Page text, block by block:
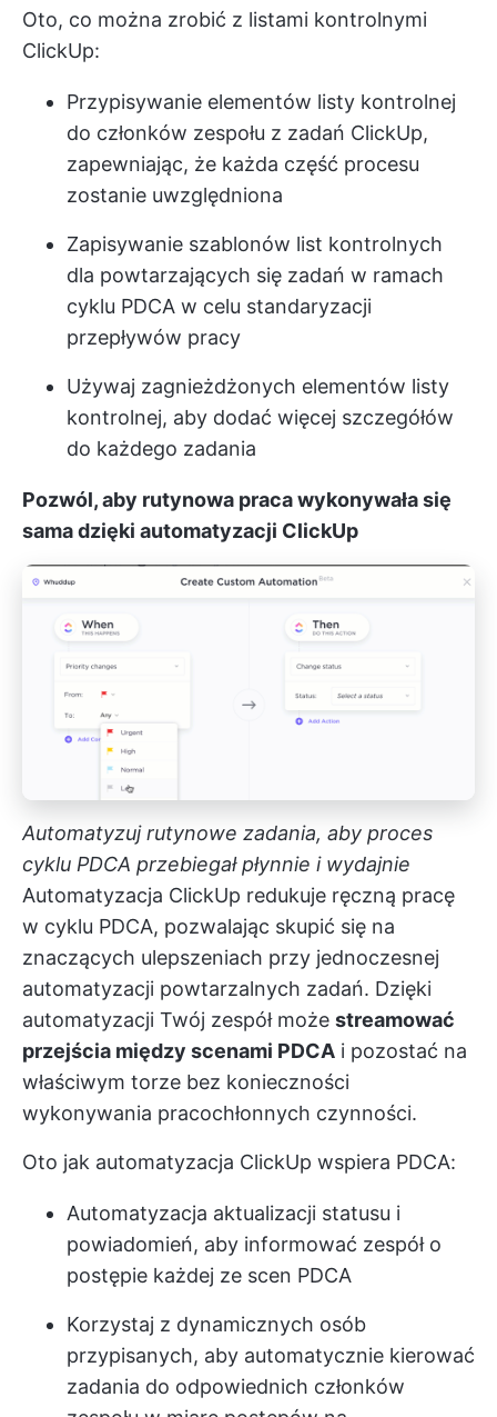
Oto, co można zrobić z listami kontrolnymi
ClickUp:
Przypisywanie elementów listy kontrolnej
do członków zespołu z zadań ClickUp,
zapewniając, że każda część procesu
zostanie uwzględniona
Zapisywanie szablonów list kontrolnych
dla powtarzających się zadań w ramach
cyklu PDCA w celu standaryzacji
przepływów pracy
Używaj zagnieżdżonych elementów listy
kontrolnej, aby dodać więcej szczegółów
do każdego zadania
Pozwól, aby rutynowa praca wykonywała się
sama dzięki automatyzacji ClickUp
Automatyzuj rutynowe zadania, aby proces
cyklu PDCA przebiegał płynnie i wydajnie
Automatyzacja ClickUp redukuje ręczną pracę
w cyklu PDCA, pozwalając skupić się na
znaczących ulepszeniach przy jednoczesnej
automatyzacji powtarzalnych zadań. Dzięki
automatyzacji Twój zespół może streamować
przejścia między scenami PDCA i pozostać na
właściwym torze bez konieczności
wykonywania pracochłonnych czynności.
Oto jak automatyzacja ClickUp wspiera PDCA:
Automatyzacja aktualizacji statusu i
powiadomień, aby informować zespół o
postępie każdej ze scen PDCA
Korzystaj z dynamicznych osób
przypisanych, aby automatycznie kierować
zadania do odpowiednich członków